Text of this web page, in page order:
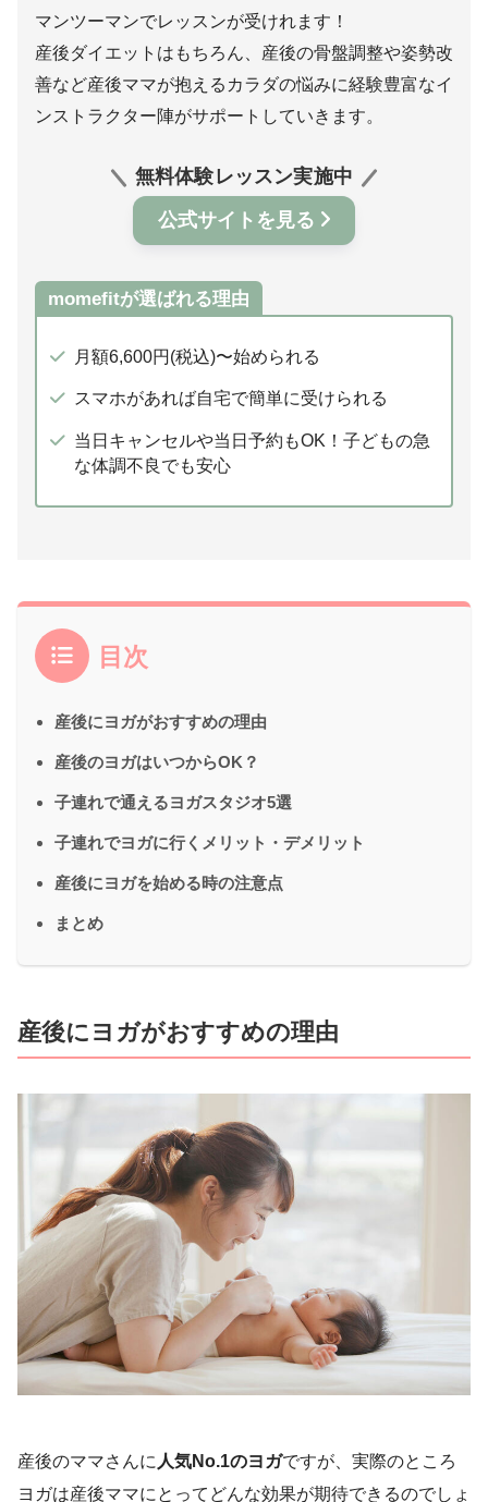
マンツーマンでレッスンが受けれます！
産後ダイエットはもちろん、産後の骨盤調整や姿勢改
善など産後ママが抱えるカラダの悩みに経験豊富なイ
ンストラクター陣がサポートしていきます。
無料体験レッスン実施中
公式サイトを見る
momefitが選ばれる理由
月額6,600円(税込)〜始められる
スマホがあれば自宅で簡単に受けられる
当日キャンセルや当日予約もOK！子どもの急
な体調不良でも安心
目次
産後にヨガがおすすめの理由
産後のヨガはいつからOK？
子連れで通えるヨガスタジオ5選
子連れでヨガに行くメリット・デメリット
産後にヨガを始める時の注意点
まとめ
産後にヨガがおすすめの理由
産後のママさんに 人気No.1のヨガですが、実際のところ
ヨガは産後ママにとってどんな効果が期待できるのでしょ